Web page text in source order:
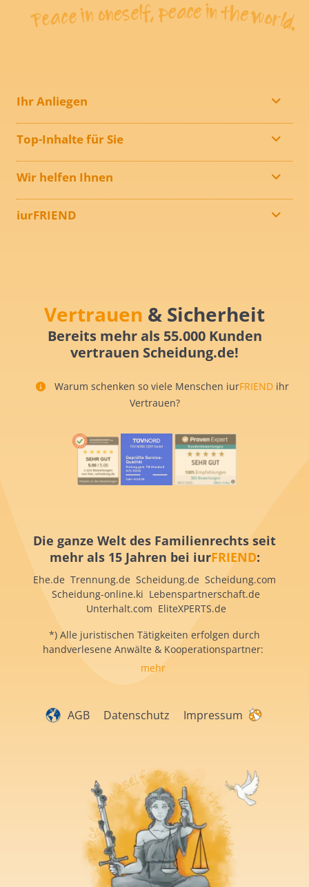
Ihr Anliegen
Top-Inhalte für Sie
Wir helfen Ihnen
iurFRIEND
Vertrauen & Sicherheit
Bereits mehr als 55.000 Kunden
vertrauen Scheidung.de!
Warum schenken so viele Menschen iurFRIEND ihr
Vertrauen?
Die ganze Welt des Familienrechts seit
mehr als 15 Jahren bei iurFRIEND:
Ehe.de Trennung.de Scheidung.de Scheidung.com
Scheidung-online.ki Lebenspartnerschaft.de
Unterhalt.com EliteXPERTS.de
*) Alle juristischen Tätigkeiten erfolgen durch
handverlesene Anwälte & Kooperationspartner:
mehr
AGB Datenschutz Impressum